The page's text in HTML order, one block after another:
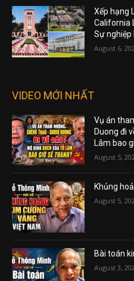
Xếp hạng
California
Sự nghiệp
August 6,
VIDEO MỚI NHẤT
Vụ án
Duong đi
Lâm bao
August 5,
Khủng
August 5,
Bài toán
August 3,